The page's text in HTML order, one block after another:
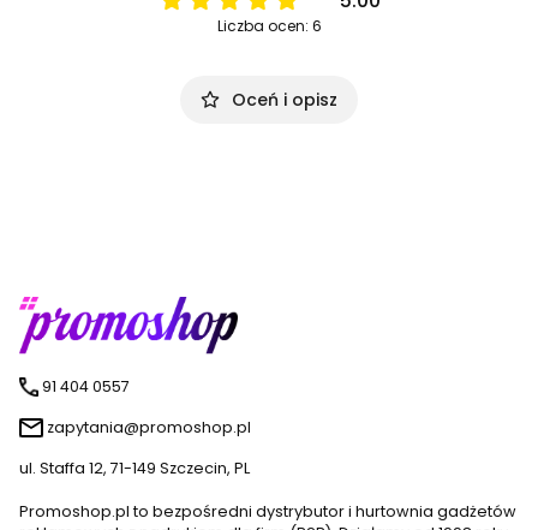
Liczba ocen: 6
Oceń i opisz
91 404 0557
zapytania@promoshop.pl
ul. Staffa 12, 71-149 Szczecin, PL
Promoshop.pl to bezpośredni dystrybutor i hurtownia gadżetów